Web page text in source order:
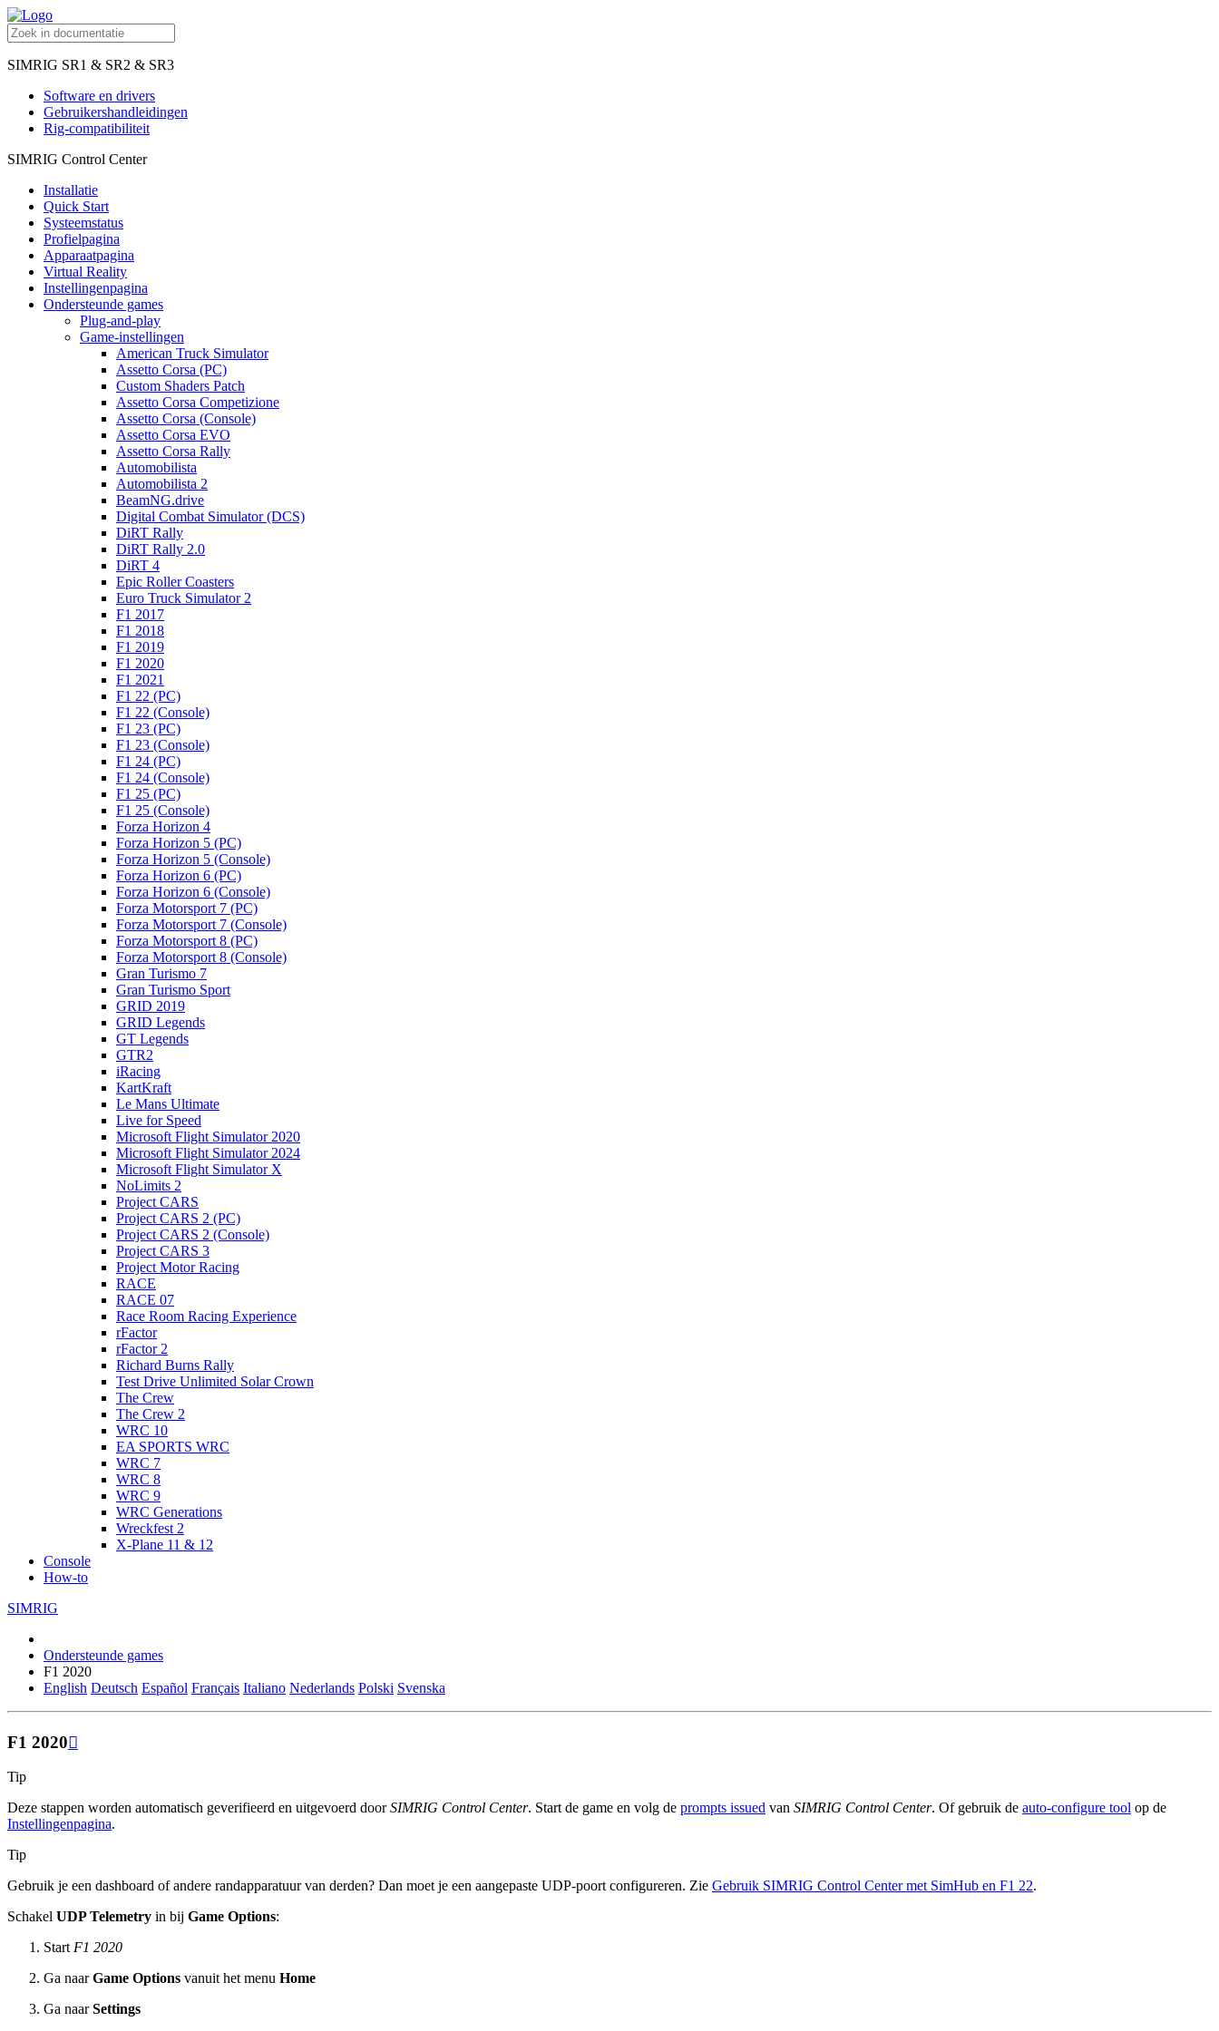
SIMRIG SR1 & SR2 & SR3
Software en drivers
Gebruikershandleidingen
Rig-compatibiliteit
SIMRIG Control Center
Installatie
Quick Start
Systeemstatus
Profielpagina
Apparaatpagina
Virtual Reality
Instellingenpagina
Ondersteunde games
Plug-and-play
Game-instellingen
American Truck Simulator
Assetto Corsa (PC)
Custom Shaders Patch
Assetto Corsa Competizione
Assetto Corsa (Console)
Assetto Corsa EVO
Assetto Corsa Rally
Automobilista
Automobilista 2
BeamNG.drive
Digital Combat Simulator (DCS)
DiRT Rally
DiRT Rally 2.0
DiRT 4
Epic Roller Coasters
Euro Truck Simulator 2
F1 2017
F1 2018
F1 2019
F1 2020
F1 2021
F1 22 (PC)
F1 22 (Console)
F1 23 (PC)
F1 23 (Console)
F1 24 (PC)
F1 24 (Console)
F1 25 (PC)
F1 25 (Console)
Forza Horizon 4
Forza Horizon 5 (PC)
Forza Horizon 5 (Console)
Forza Horizon 6 (PC)
Forza Horizon 6 (Console)
Forza Motorsport 7 (PC)
Forza Motorsport 7 (Console)
Forza Motorsport 8 (PC)
Forza Motorsport 8 (Console)
Gran Turismo 7
Gran Turismo Sport
GRID 2019
GRID Legends
GT Legends
GTR2
iRacing
KartKraft
Le Mans Ultimate
Live for Speed
Microsoft Flight Simulator 2020
Microsoft Flight Simulator 2024
Microsoft Flight Simulator X
NoLimits 2
Project CARS
Project CARS 2 (PC)
Project CARS 2 (Console)
Project CARS 3
Project Motor Racing
RACE
RACE 07
Race Room Racing Experience
rFactor
rFactor 2
Richard Burns Rally
Test Drive Unlimited Solar Crown
The Crew
The Crew 2
WRC 10
EA SPORTS WRC
WRC 7
WRC 8
WRC 9
WRC Generations
Wreckfest 2
X-Plane 11 & 12
Console
How-to
SIMRIG
Ondersteunde games
F1 2020
English Deutsch Español Français Italiano Nederlands Polski Svenska
F1 2020
Tip
Deze stappen worden automatisch geverifieerd en uitgevoerd doorSIMRIG Control Center. Start de game en volg de prompts issued van SIMRIG Control Center. Of gebruik de auto-configure tool op de
Instellingenpagina.
Tip
Gebruik je een dashboard of andere randapparatuur van derden? Dan moet je een aangepaste UDP-poort configureren. Zie Gebruik SIMRIG Control Center met SimHub en F1 22.
Schakel UDP Telemetry in bij Game Options:
StartF1 2020
Ga naarGame Options vanuit het menu Home
Ga naarSettings